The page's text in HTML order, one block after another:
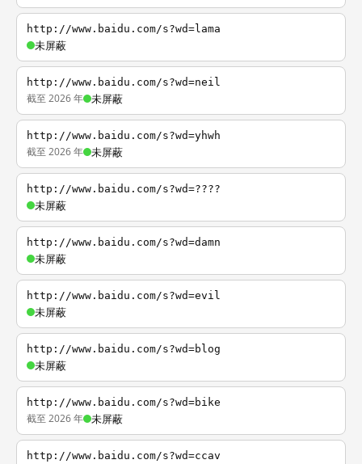
http://www.baidu.com/s?wd=lama
未屏蔽
http://www.baidu.com/s?wd=neil
截至 2026 年 未屏蔽
http://www.baidu.com/s?wd=yhwh
截至 2026 年 未屏蔽
http://www.baidu.com/s?wd=????
未屏蔽
http://www.baidu.com/s?wd=damn
未屏蔽
http://www.baidu.com/s?wd=evil
未屏蔽
http://www.baidu.com/s?wd=blog
未屏蔽
http://www.baidu.com/s?wd=bike
截至 2026 年 未屏蔽
http://www.baidu.com/s?wd=ccav